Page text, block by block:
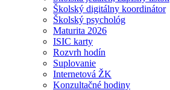
Školský digitálny koordinátor
Školský psychológ
Maturita 2026
ISIC karty
Rozvrh hodín
Suplovanie
Internetová ŽK
Konzultačné hodiny